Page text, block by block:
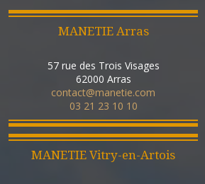
MANETIE Arras
57 rue des Trois Visages
62000 Arras
contact@manetie.com
03 21 23 10 10
MANETIE Vitry-en-Artois